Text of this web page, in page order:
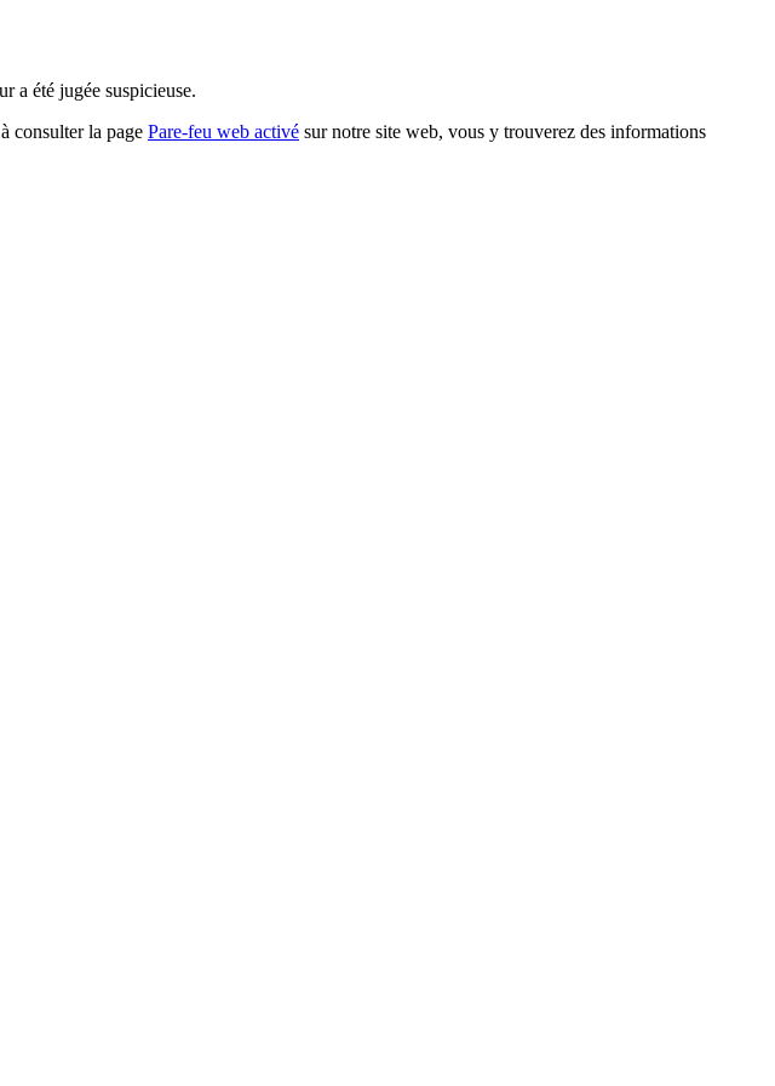
a été jugée suspicieuse.
consulter la page Pare-feu web activé sur notre site web, vous y trouverez des informations